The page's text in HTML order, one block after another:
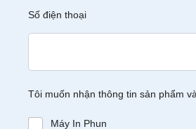
Số điện thoại
Tôi muốn nhận thông tin sản phẩm
Máy In Phun